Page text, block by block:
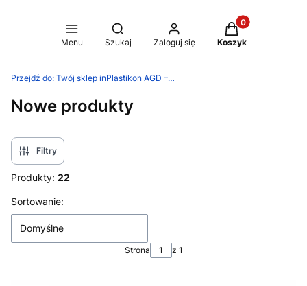
Menu
Otwórz wyszukiwarkę
Szukaj Zaloguj się
Produkty w
Koszyk
Przejdź do: Twój sklep inPlastikon AGD – praktyczne rozwiązania do domuternetowy
Nowe produkty
Filtry
Produkty: 22
Lista produktów
Sortowanie:
Domyślne
Strona z 1